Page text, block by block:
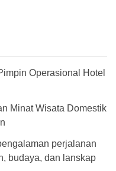
Operasional Hotel
Minat Wisata Domestik
perjalanan
budaya, dan lanskap